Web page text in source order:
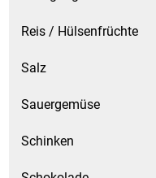
Reis / Hülsenfrüchte
Salz
Sauergemüse
Schinken